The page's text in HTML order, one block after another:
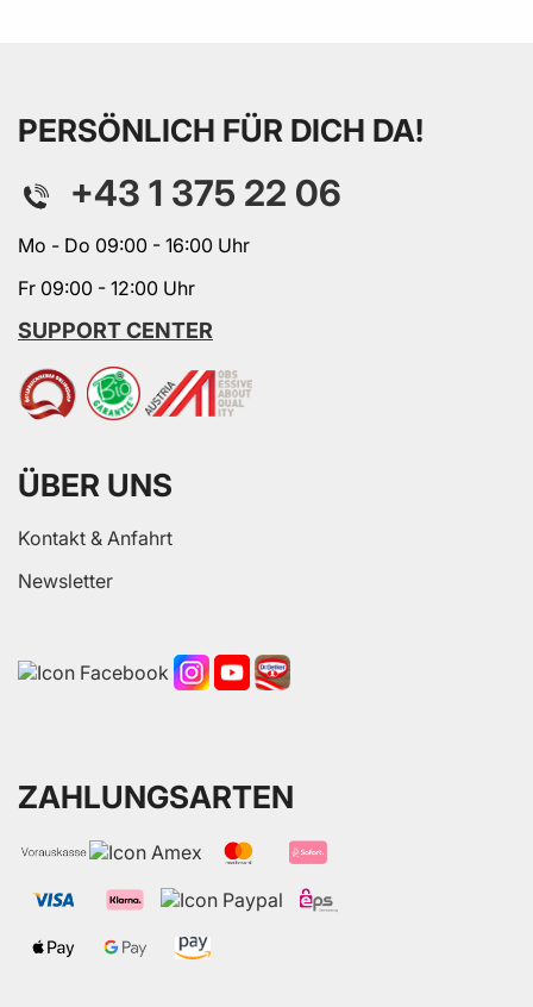
PERSÖNLICH FÜR DICH DA!
+43 1 375 22 06
Mo - Do 09:00 - 16:00 Uhr
Fr 09:00 - 12:00 Uhr
SUPPORT CENTER
ÜBER UNS
Kontakt & Anfahrt
Newsletter
ZAHLUNGSARTEN